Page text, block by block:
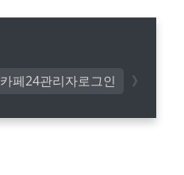
카페24관리자로그인